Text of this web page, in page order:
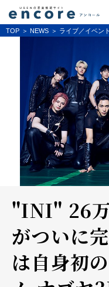
TOP NEWS ライブ／イベン
"INI" 26万
がついに
は自身初